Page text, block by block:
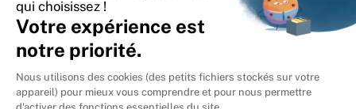
International
🇪🇸 Espagne
🇩🇪Allemagne
🇮🇹 Italie